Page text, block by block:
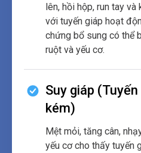
lên, hồi hộp, run tay
với tuyến giáp hoạt
chứng bổ sung có thể
ruột và yếu cơ.
Suy giáp
kém)
Mệt mỏi, tăng cân,
yếu cơ cho thấy tuyến